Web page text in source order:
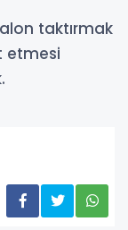
taktırmak
etmesi